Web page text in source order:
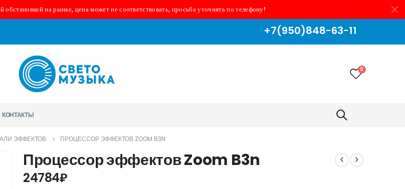
на рынке, цена может не соответствовать, просьба уточнять по телефону!
+7(950)848-63-11
0
КОНТАКТЫ
ЭФФЕКТОВ ПРОЦЕССОР ЭФФЕКТОВ ZOOM B3N
Процессор эффектов Zoom B3n
24784₽